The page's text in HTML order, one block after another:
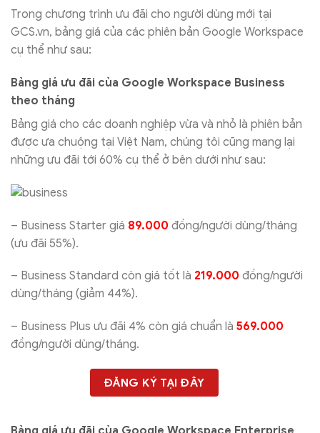
Trong chương trình ưu đãi cho người dùng mới tại
GCS.vn, bảng giá của các phiên bản Google Workspace
cụ thể như sau:
Bảng giá ưu đãi của Google Workspace Business
theo tháng
Bảng giá cho các doanh nghiệp vừa và nhỏ là phiên bản
được ưa chuộng tại Việt Nam, chúng tôi cũng mang lại
những ưu đãi tới 60% cụ thể ở bên dưới như sau:
– Business Starter giá 89.000 đồng/người dùng/tháng
(ưu đãi 55%).
– Business Standard còn giá tốt là 219.000 đồng/người
dùng/tháng (giảm 44%).
– Business Plus ưu đãi 4% còn giá chuẩn là 569.000
đồng/người dùng/tháng.
ĐĂNG KÝ TẠI ĐÂY